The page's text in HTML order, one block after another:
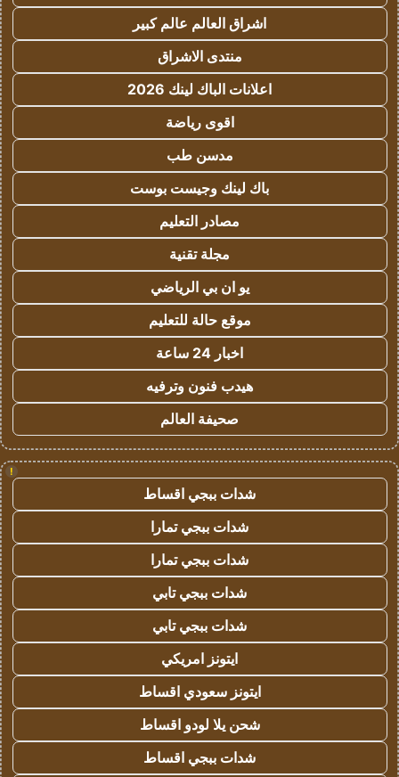
اشراق العالم عالم كبير
منتدى الاشراق
اعلانات الباك لينك 2026
اقوى رياضة
مدسن طب
باك لينك وجيست بوست
مصادر التعليم
مجلة تقنية
يو ان بي الرياضي
موقع حالة للتعليم
اخبار 24 ساعة
هيدب فنون وترفيه
صحيفة العالم
!
شدات ببجي اقساط
شدات ببجي تمارا
شدات ببجي تمارا
شدات ببجي تابي
شدات ببجي تابي
ايتونز امريكي
ايتونز سعودي اقساط
شحن يلا لودو اقساط
شدات ببجي اقساط